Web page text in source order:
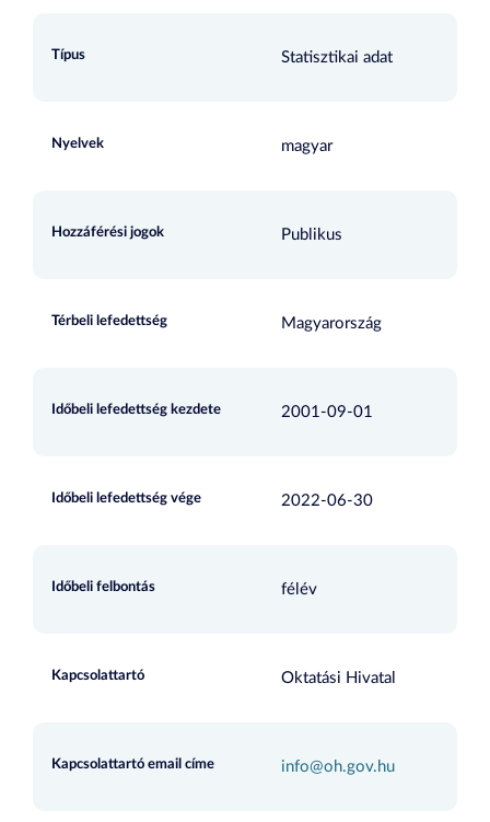
Típus Statisztikai adat
Nyelvek magyar
Hozzáférési jogok Publikus
Térbeli lefedettség Magyarország
Időbeli lefedettség kezdete 2001-09-01
Időbeli lefedettség vége 2022-06-30
Időbeli felbontás félév
Kapcsolattartó Oktatási Hivatal
Kapcsolattartó email címe info@oh.gov.hu